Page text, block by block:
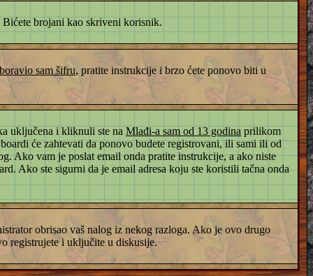
brojani kao skriveni korisnik.
sam šifru, pratite instrukcije i brzo ćete ponovo biti u
uključena i kliknuli ste na Mlađi-a sam od 13 godina prilikom
će zahtevati da ponovo budete registrovani, ili sami ili od
Ako vam je poslat email onda pratite instrukcije, a ako niste
Ako ste sigurni da je email adresa koju ste koristili tačna onda
obrisao vaš nalog iz nekog razloga. Ako je ovo drugo
registrujete i uključite u diskusije.